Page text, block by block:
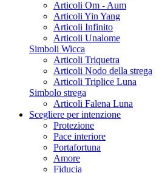
Articoli Om - Aum
Articoli Yin Yang
Articoli Infinito
Articoli Unalome
Simboli Wicca
Articoli Triquetra
Articoli Nodo della strega
Articoli Triplice Luna
Simbolo strega
Articoli Falena Luna
Scegliere per intenzione
Protezione
Pace interiore
Portafortuna
Amore
Fiducia